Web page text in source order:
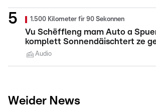
1.500 Kilometer fir 90 Sekonnen
Vu Schëffleng mam Auto a
komplett Sonnendäischtert ze
Audio
Weider News